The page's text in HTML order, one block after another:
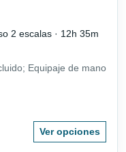
2 escalas · 12h 35m
Equipaje de mano
Ver opciones